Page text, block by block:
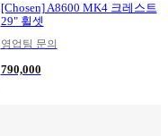
[Chosen] A8600 MK4 크레스트
29" 휠셋
영업팀 문의
790,000